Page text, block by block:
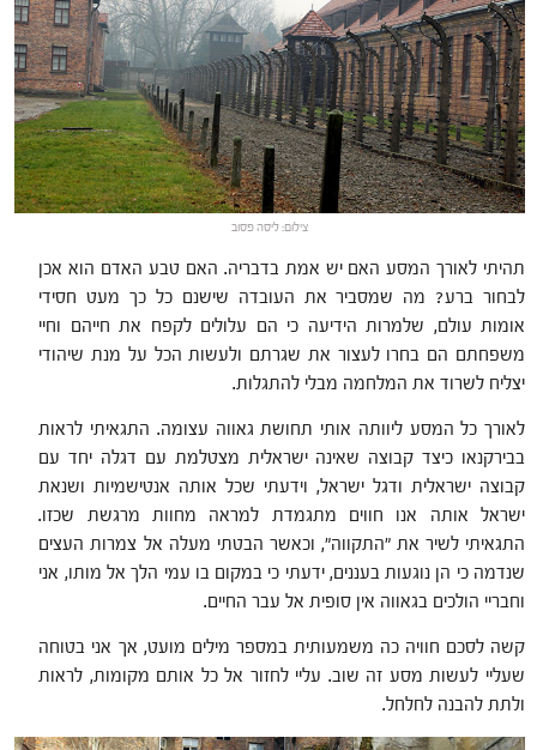
צילום: ליסה פסוב
תהיתי לאורך המסע האם יש אמת בדבריה. האם טבע האדם הוא אכן
לבחור ברע? מה שמסביר את העובדה שישנם כל כך מעט חסידי
אומות עולם, שלמרות הידיעה כי הם עלולים לקפח את חייהם וחיי
משפחתם הם בחרו לעצור את שגרתם ולעשות הכל על מנת שיהודי
יצליח לשרוד את המלחמה מבלי להתגלות.
לאורך כל המסע ליוותה אותי תחושת גאווה עצומה. התגאיתי לראות
בבירקנאו כיצד קבוצה שאינה ישראלית מצטלמת עם דגלה יחד עם
קבוצה ישראלית ודגל ישראל, וידעתי שכל אותה אנטישמיות ושנאת
ישראל אותה אנו חווים מתגמדת למראה מחוות מרגשת שכזו.
התגאיתי לשיר את "התקווה", וכאשר הבטתי מעלה אל צמרות העצים
שנדמה כי הן נוגעות בעננים, ידעתי כי במקום בו עמי הלך אל מותו, אני
וחבריי הולכים בגאווה אין סופית אל עבר החיים.
קשה לסכם חוויה כה משמעותית במספר מילים מועט, אך אני בטוחה
שעליי לעשות מסע זה שוב. עליי לחזור אל כל אותם מקומות, לראות
ולתת להבנה לחלחל.